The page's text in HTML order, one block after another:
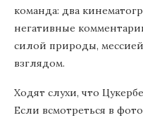
команда: два
негативные
силой природы,
взглядом.
Ходят слухи, что
Если всмотреться в